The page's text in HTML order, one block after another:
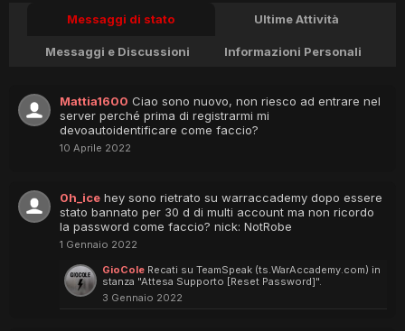
Messaggi di stato Ultime Attività
Messaggi e Discussioni Informazioni Personali
Mattia1600 Ciao sono nuovo, non riesco ad entrare nel
server perché prima di registrarmi mi
devoautoidentificare come faccio?
10 Aprile 2022
0h_ice hey sono rietrato su warraccademy dopo essere
stato bannato per 30 d di multi account ma non ricordo
la password come faccio? nick: NotRobe
1 Gennaio 2022
GioCole Recati su TeamSpeak (ts.WarAccademy.com) in
stanza "Attesa Supporto [Reset Password]".
3 Gennaio 2022